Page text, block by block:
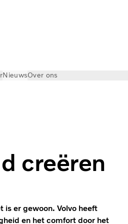
NieuwsOver ons
creëren
er gewoon. Volvo heeft
en het comfort door het